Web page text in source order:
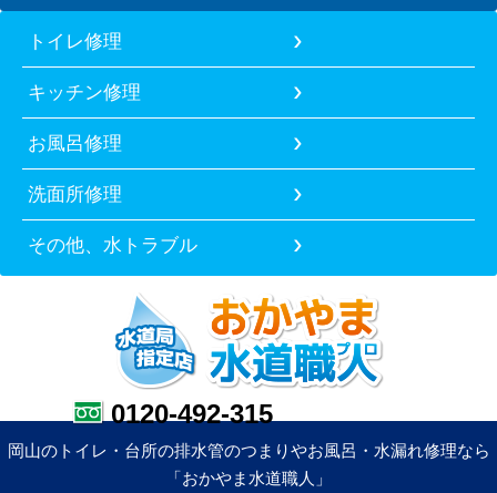
トイレ修理
キッチン修理
お風呂修理
洗面所修理
その他、水トラブル
0120-492-315
岡山のトイレ・台所の排水管のつまりやお風呂・水漏れ修理なら
「おかやま水道職人」